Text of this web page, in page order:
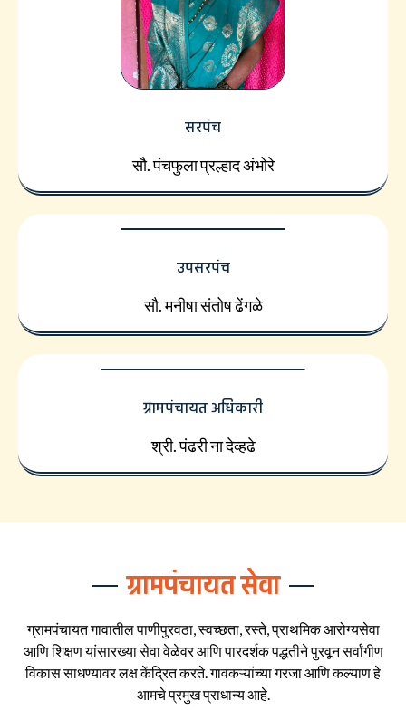
सरपंच
सौ. पंचफुला प्रल्हाद अंभोरे
उपसरपंच
सौ. मनीषा संतोष ढेंगळे
ग्रामपंचायत अधिकारी
श्री. पंढरी ना देव्हढे
ग्रामपंचायत सेवा
ग्रामपंचायत गावातील पाणीपुरवठा, स्वच्छता, रस्ते, प्राथमिक आरोग्यसेवा
आणि शिक्षण यांसारख्या सेवा वेळेवर आणि पारदर्शक पद्धतीने पुरवून सर्वांगीण
विकास साधण्यावर लक्ष केंद्रित करते. गावकऱ्यांच्या गरजा आणि कल्याण हे
आमचे प्रमुख प्राधान्य आहे.